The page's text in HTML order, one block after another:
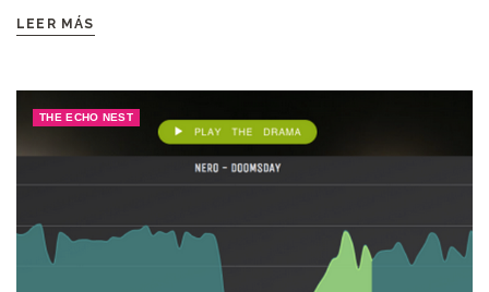
LEER MÁS
THE ECHO NEST